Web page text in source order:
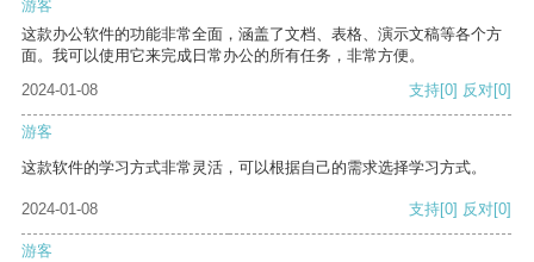
游客
这款办公软件的功能非常全面，涵盖了文档、表格、演示文稿等各个方
面。我可以使用它来完成日常办公的所有任务，非常方便。
2024-01-08
支持[0] 反对[0]
游客
这款软件的学习方式非常灵活，可以根据自己的需求选择学习方式。
2024-01-08 支持[0] 反对[0]
游客